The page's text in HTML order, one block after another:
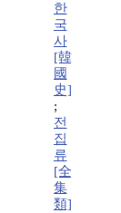
한
국
사
[韓
國
史]
;
전
집
류
[全
集
類]